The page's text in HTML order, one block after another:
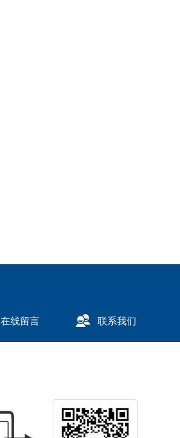
在线留言 联系我们